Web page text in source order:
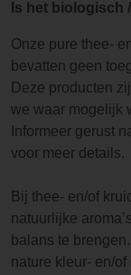
Is het biologisch
Onze pure thee-
bevatten geen
Deze producten
we waar mogelijk
Informeer gerust
voor meer details.
Bij thee- en/of
natuurlijke
balans te
nature kleur- en/